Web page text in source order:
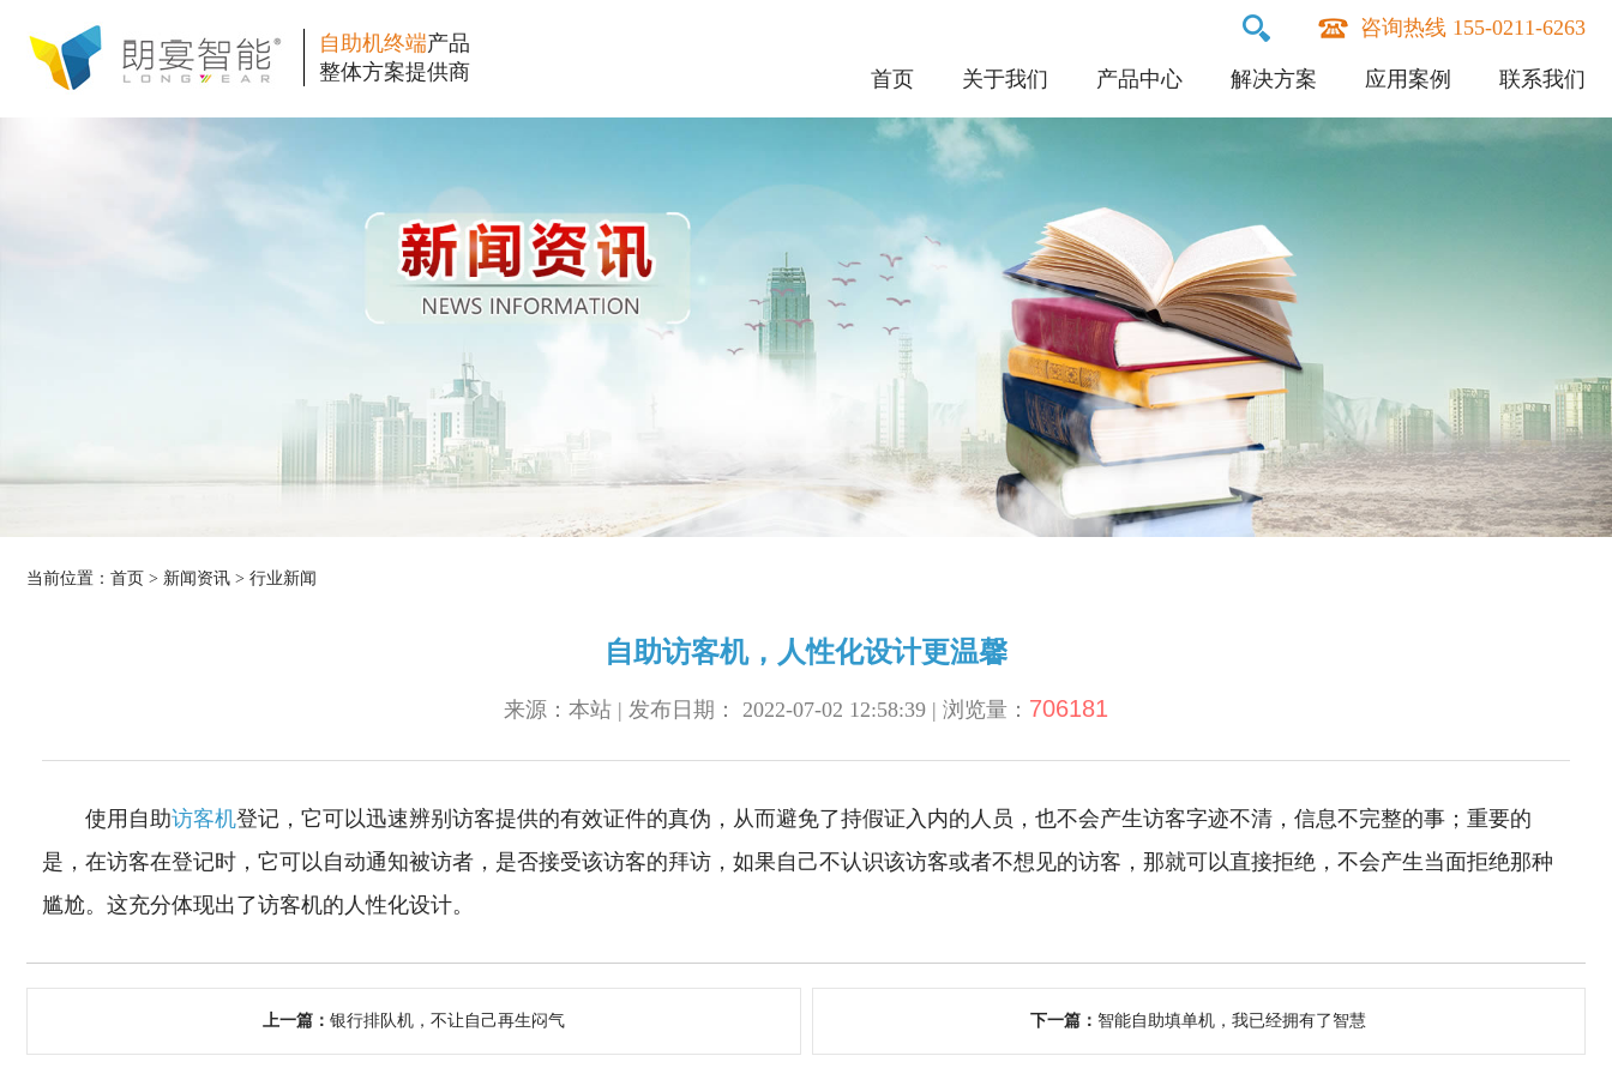
自助机终端产品
整体方案提供商
咨询热线 155-0211-6263
首页 关于我们 产品中心 解决方案 应用案例 联系我们
当前位置： 首页 > 新闻资讯 > 行业新闻
自助访客机，人性化设计更温馨
来源：本站 | 发布日期： 2022-07-02 12:58:39 | 浏览量： 706181
使用自助访客机登记，它可以迅速辨别访客提供的有效证件的真伪，从而避免了持假证入内的人员，也不会产生访客字迹不清，信息不完整的事；重要的
是，在访客在登记时，它可以自动通知被访者，是否接受该访客的拜访，如果自己不认识该访客或者不想见的访客，那就可以直接拒绝，不会产生当面拒绝那种
尴尬。这充分体现出了访客机的人性化设计。
上一篇： 银行排队机，不让自己再生闷气 下一篇： 智能自助填单机，我已经拥有了智慧